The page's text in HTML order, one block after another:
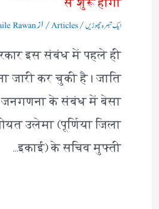
से शुरू होगी
ایک تبصرہ چھوڑیں/
Articles/ ازRawan
इस संबंध में पहले ही
जारी कर चुकी है। जाति
के संबंध में बेसा
उलेमा (पूर्णिया जिला
इकाई) के सचिव मुफ्ती…